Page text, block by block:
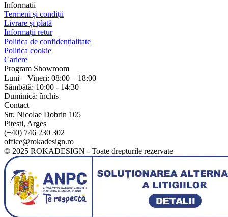
Informatii
Termeni și condiții
Livrare și plată
Informații retur
Politica de confidențialitate
Politica cookie
Cariere
Program Showroom
Luni – Vineri: 08:00 – 18:00
Sâmbătă: 10:00 - 14:30
Duminică: închis
Contact
Str. Nicolae Dobrin 105
Pitesti, Arges
(+40) 746 230 302
office@rokadesign.ro
© 2025 ROKADESIGN - Toate drepturile rezervate